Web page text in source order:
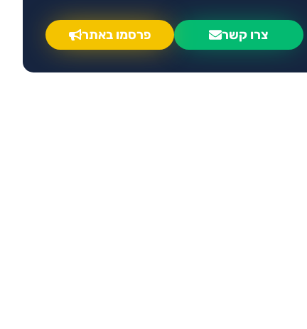
צרו קשר פרסמו באתר